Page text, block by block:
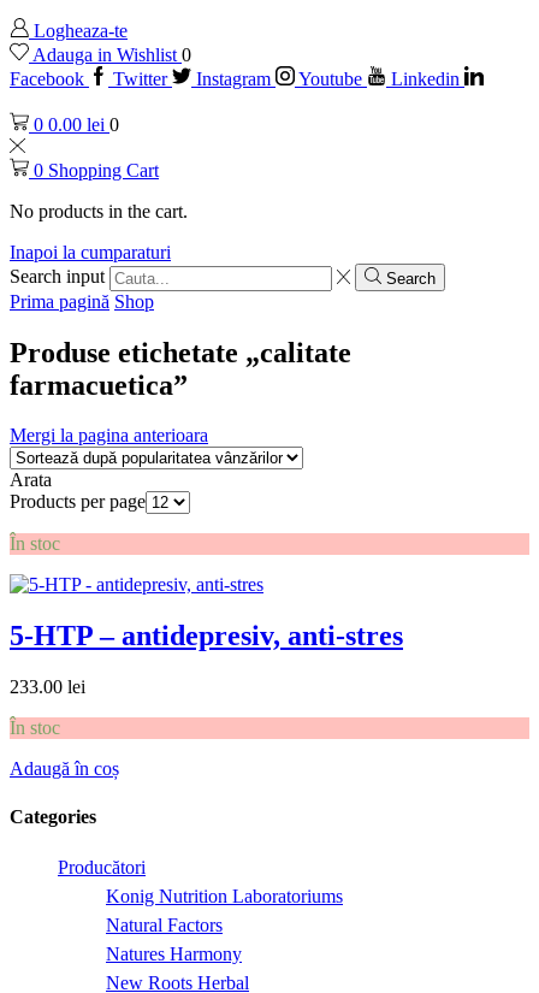
Logheaza-te
Adauga in Wishlist 0
Facebook
Twitter Instagram Youtube Linkedin
0 0.00 lei 0
0 Shopping Cart
No products in the cart.
Inapoi la cumparaturi
Search input
Search
Prima pagină Shop
Produse etichetate „calitate
farmacuetica”
Mergi la pagina anterioara
Arata
Products per page
În stoc
5-HTP – antidepresiv, anti-stres
233.00 lei
În stoc
Adaugă în coș
Categories
Producători
Konig Nutrition Laboratoriums
Natural Factors
Natures Harmony
New Roots Herbal